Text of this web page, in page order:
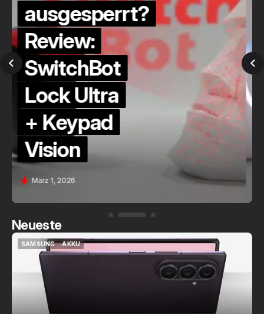
Die Alexa-
Alternative?
QuickCheck:
Home
Assistant
Voice (PE)
Feb. 9, 2026
Neueste
SAMSUNG
SAMSUNG
AKKU
AKKU